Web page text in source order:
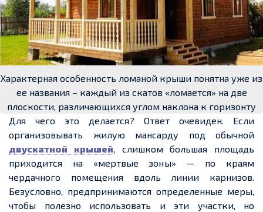
Характерная особенность ломаной крыши понятна уже из
ее названия – каждый из скатов «ломается» на две
плоскости, различающихся углом наклона к горизонту
Для чего это делается? Ответ очевиден. Если
организовывать жилую мансарду под обычной
двускатной крышей, слишком большая площадь
приходится на «мертвые зоны» — по краям
чердачного помещения вдоль линии карнизов.
Безусловно, предпринимаются определенные меры,
чтобы полезно использовать и эти участки, но